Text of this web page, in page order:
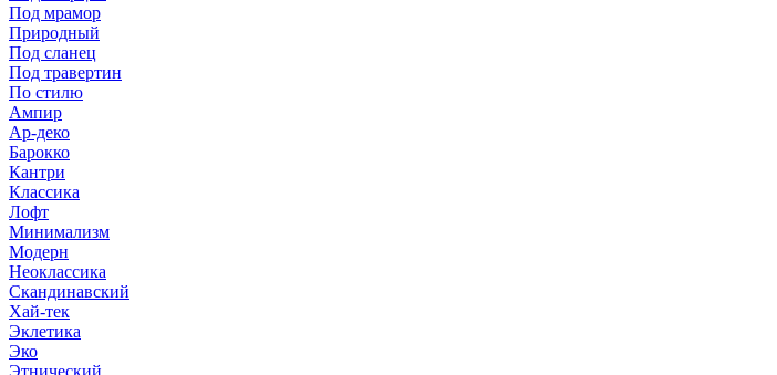
Под мрамор
Природный
Под сланец
Под травертин
По стилю
Ампир
Ар-деко
Барокко
Кантри
Классика
Лофт
Минимализм
Модерн
Неоклассика
Скандинавский
Хай-тек
Эклетика
Эко
Этнический